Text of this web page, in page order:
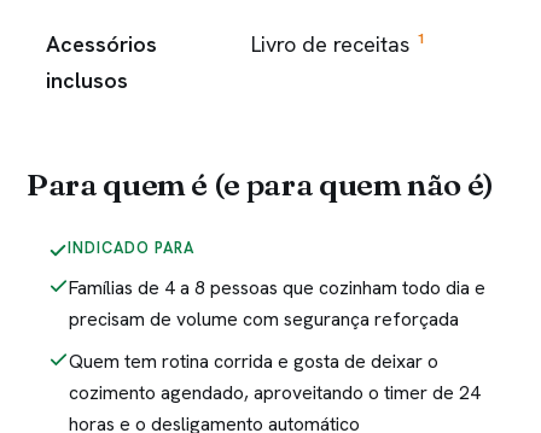
Acessórios
inclusos
Livro de receitas 1
Para quem é (e para quem não é)
INDICADO PARA
Famílias de 4 a 8 pessoas que cozinham todo dia e
precisam de volume com segurança reforçada
Quem tem rotina corrida e gosta de deixar o
cozimento agendado, aproveitando o timer de 24
horas e o desligamento automático